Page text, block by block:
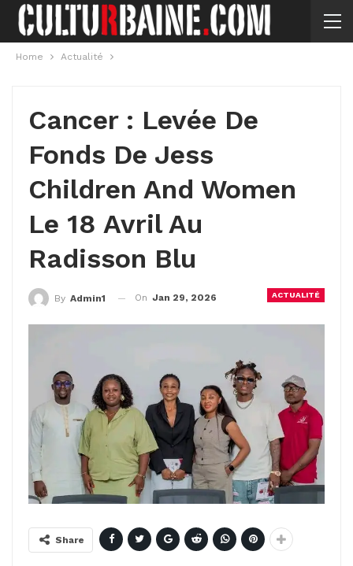
Home Actualité
Cancer : Levée De
Fonds De Jess
Children And Women
Le 18 Avril Au
Radisson Blu
ACTUALITÉ
By Admin1 On Jan 29, 2026
Share